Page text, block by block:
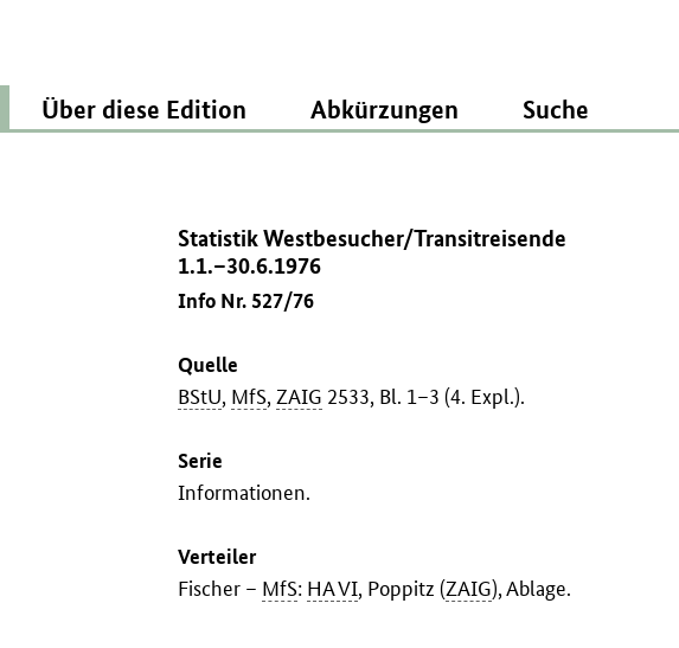
Über diese Edition Abkürzungen Suche
Statistik Westbesucher/Transitreisende
1.1.–30.6.1976
Info Nr. 527/76
Quelle
BStU, MfS,ZAIG 2533, Bl. 1–3 (4. Expl.).
Serie
Informationen.
Verteiler
Fischer – MfS: HA VI, Poppitz (ZAIG), Ablage.